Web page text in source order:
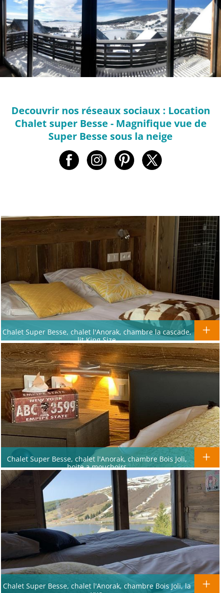
Decouvrir nos réseaux sociaux : Location
Chalet super Besse - Magnifique vue de
Super Besse sous la neige
Chalet Super Besse, chalet l'Anorak, chambre la cascade,
lit King Size
Chalet Super Besse, chalet l'Anorak, chambre Bois Joli,
boite a mouchoirs
Chalet Super Besse, chalet l'Anorak, chambre Bois Joli, la